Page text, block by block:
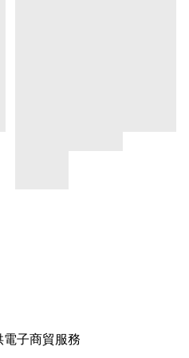
電子商貿服務